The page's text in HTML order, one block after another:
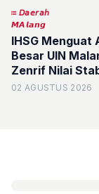
𝘋𝘢𝘦𝘳𝘢𝘩
𝙈𝘼𝙡𝙖𝙣𝙜
IHSG Menguat
Besar UIN
Zenrif Nilai
Indonesia
02 AGUSTUS 2026